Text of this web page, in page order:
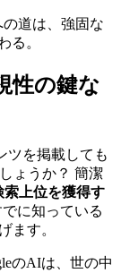
道は、強固な
る。
性の鍵な
ツを掲載しても
ょうか？ 簡潔
上位を獲得す
に知っている
ます。
のAIは、世の中